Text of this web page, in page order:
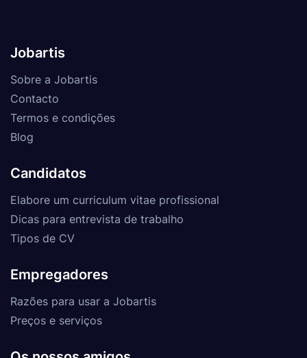
Jobartis
Sobre a Jobartis
Contacto
Termos e condições
Blog
Candidatos
Elabore um curriculum vitae profissional
Dicas para entrevista de trabalho
Tipos de CV
Empregadores
Razões para usar a Jobartis
Preços e serviços